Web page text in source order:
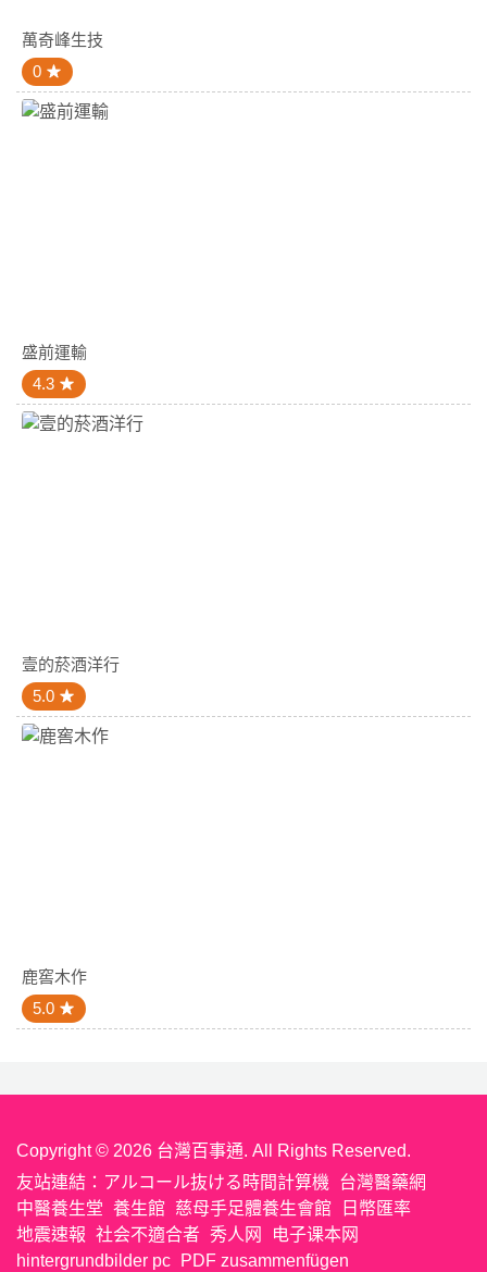
萬奇峰生技
0
盛前運輸
4.3
壹的菸酒洋行
5.0
鹿窖木作
5.0
Copyright © 2026 台灣百事通. All Rights Reserved.
友站連結： アルコール抜ける時間計算機
台灣醫藥網
中醫養生堂 養生館 慈母手足體養生會館
日幣匯率
地震速報 社会不適合者 秀人网
电子课本网
hintergrundbilder pc
PDF zusammenfügen